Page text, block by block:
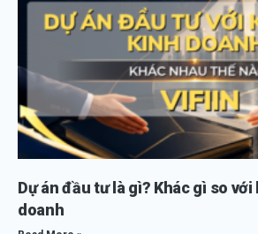
Dự án đầu tư là gì? Khác gì so
doanh